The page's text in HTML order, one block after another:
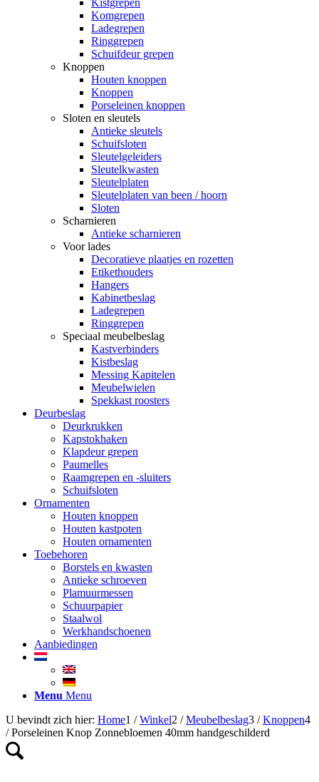
Kistgrepen
Komgrepen
Ladegrepen
Ringgrepen
Schuifdeur grepen
Knoppen
Houten knoppen
Knoppen
Porseleinen knoppen
Sloten en sleutels
Antieke sleutels
Schuifsloten
Sleutelgeleiders
Sleutelkwasten
Sleutelplaten
Sleutelplaten van been / hoorn
Sloten
Scharnieren
Antieke scharnieren
Voor lades
Decoratieve plaatjes en rozetten
Etikethouders
Hangers
Kabinetbeslag
Ladegrepen
Ringgrepen
Speciaal meubelbeslag
Kastverbinders
Kistbeslag
Messing Kapitelen
Meubelwielen
Spekkast roosters
Deurbeslag
Deurkrukken
Kapstokhaken
Klapdeur grepen
Paumelles
Raamgrepen en -sluiters
Schuifsloten
Ornamenten
Houten knoppen
Houten kastpoten
Houten ornamenten
Toebehoren
Borstels en kwasten
Antieke schroeven
Plamuurmessen
Schuurpapier
Staalwol
Werkhandschoenen
Aanbiedingen
Menu Menu
U bevindt zich hier: Home1 / Winkel2 / Meubelbeslag3 / Knoppen4
/ Porseleinen Knop Zonnebloemen 40mm handgeschilderd